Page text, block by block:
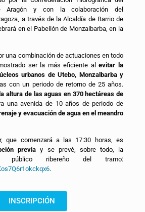
Aragón y con la colaboración del
a través de la Alcaldía de Barrio de
en el Pabellón de Monzalbarba, en la
una combinación de actuaciones en todo
ser la más eficiente alevitar la
urbanos de Utebo, Monzalbarba y
con un periodo de retorno de 25 años.
altura de las aguas en 370 hectáreas de
una avenida de 10 años de periodo de
y evacuación de agua en el meandro
que comenzará a las 17:30 horas, es
previa y se prevé, sobre todo, la
público ribereño del tramo:
.
INSCRIPCIÓN